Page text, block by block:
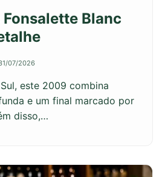
Blanc
07/2026
este 2009 combina
e um final marcado por
disso,…